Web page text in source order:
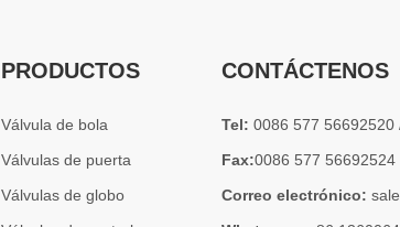
Las
PRODUCTOS
Válvula de bola
Válvulas de puerta
Válvulas de globo
CONTÁCTENOS
Tel: 0086 577
Fax:0086 577 56692524
Correo electrónico: